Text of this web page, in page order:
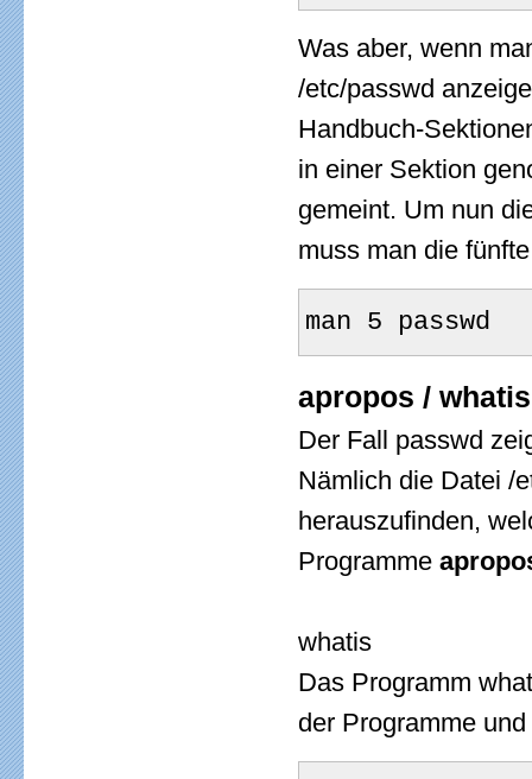
Was aber, wenn
/etc/passwd
Handbuch-
in einer Sektion
gemeint. Um nun
muss man die
man 5 passwd
apropos /
Der Fall passwd
Nämlich die Datei /
herauszufinden,
Programme
whatis
Das Programm
der Programme